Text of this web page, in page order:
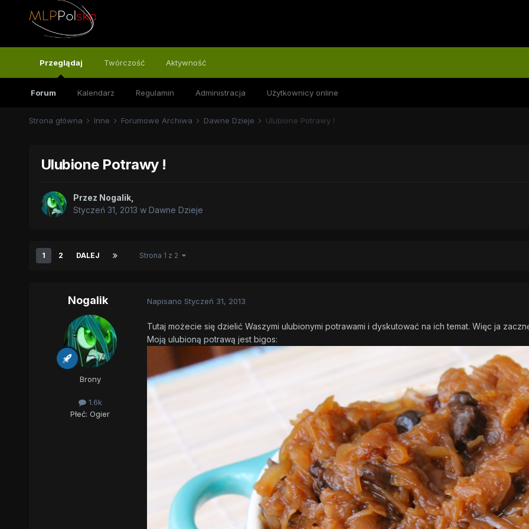
Przeglądaj
Forum Kalendarz Regulamin Administracja Użytkownicy online
Twórczość Aktywność
Strona główna Inne Forumowe Archiwa Dawne Dzieje Ulubione Potrawy !
Ulubione Potrawy !
Przez Nogalik,
Styczeń 31, 2013 w Dawne Dzieje
1 2 DALEJ Strona 1 z 2
Nogalik
Brony
1.6k
Płeć: Ogier
Napisano Styczeń 31, 2013
Tutaj możecie się dzielić Waszymi ulubionymi potrawami i dyskutować na ich temat. Więc ja
Moją ulubioną potrawą jest bigos: